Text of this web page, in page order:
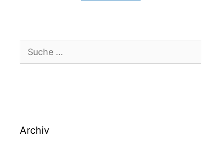
Suche
nach:
Archiv